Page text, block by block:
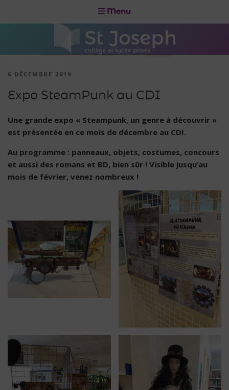
Menu
6 DÉCEMBRE 2019
Expo SteamPunk au CDI
Une grande expo « Steampunk, un genre à découvrir »
est présentée en ce mois de décembre au CDI.
Au programme : panneaux, objets, costumes, concours
et aussi des romans et BD, bien sûr ! Visible jusqu’au
mois de février, venez nombreux !